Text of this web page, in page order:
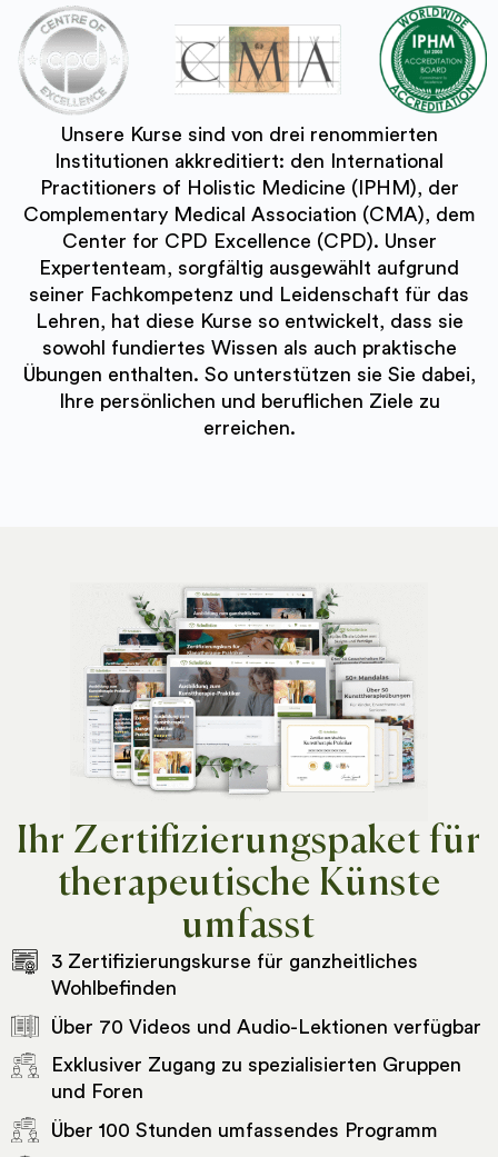
Unsere Kurse sind von drei renommierten
Institutionen akkreditiert: den International
Practitioners of Holistic Medicine (IPHM), der
Complementary Medical Association (CMA), dem
Center for CPD Excellence (CPD). Unser
Expertenteam, sorgfältig ausgewählt aufgrund
seiner Fachkompetenz und Leidenschaft für das
Lehren, hat diese Kurse so entwickelt, dass sie
sowohl fundiertes Wissen als auch praktische
Übungen enthalten. So unterstützen sie Sie dabei,
Ihre persönlichen und beruflichen Ziele zu
erreichen.
Ihr Zertifizierungspaket für
therapeutische Künste
umfasst
3 Zertifizierungskurse für ganzheitliches
Wohlbefinden
Über 70 Videos und Audio-Lektionen verfügbar
Exklusiver Zugang zu spezialisierten Gruppen
und Foren
Über 100 Stunden umfassendes Programm